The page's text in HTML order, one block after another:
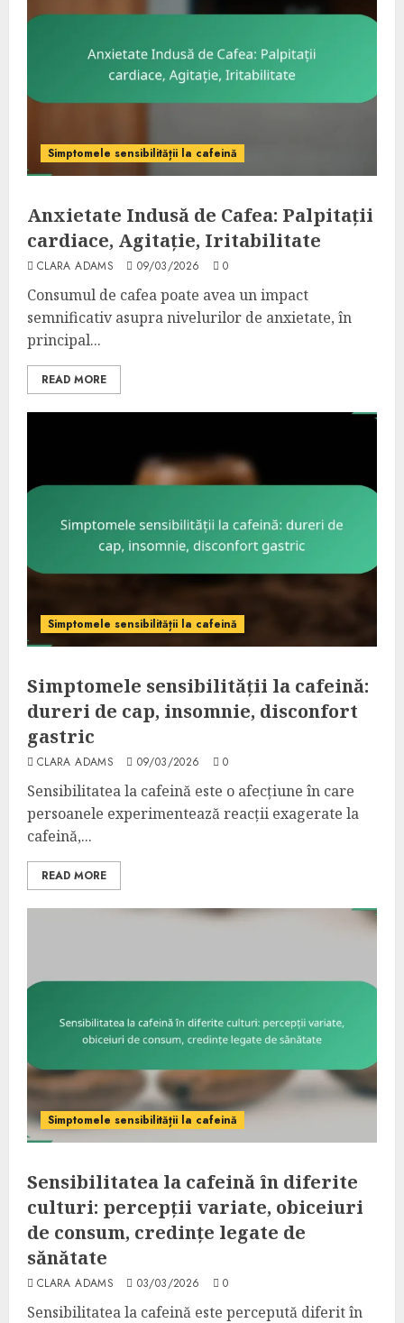
Simptomele sensibilității la cafeină
Anxietate Indusă de Cafea: Palpitații
cardiace, Agitație, Iritabilitate
CLARA ADAMS 09/03/2026 0
Consumul de cafea poate avea un impact
semnificativ asupra nivelurilor de anxietate, în
principal...
READ MORE
Simptomele sensibilității la cafeină
Simptomele sensibilității la cafeină:
dureri de cap, insomnie, disconfort
gastric
CLARA ADAMS 09/03/2026 0
Sensibilitatea la cafeină este o afecțiune în care
persoanele experimentează reacții exagerate la
cafeină,...
READ MORE
Simptomele sensibilității la cafeină
Sensibilitatea la cafeină în diferite
culturi: percepții variate, obiceiuri
de consum, credințe legate de
sănătate
CLARA ADAMS 03/03/2026 0
Sensibilitatea la cafeină este percepută diferit în